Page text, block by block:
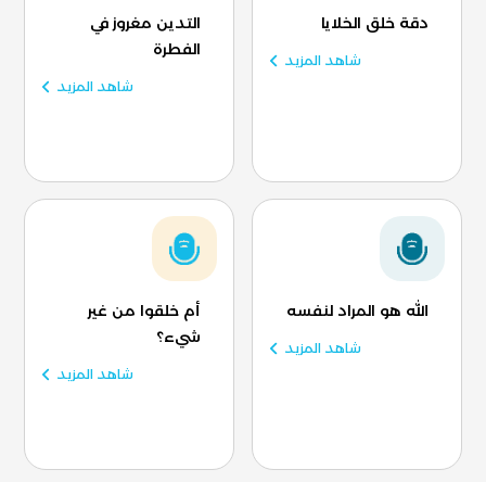
دقة خلق الخلايا
شاهد المزيد
التدين مغروز في
الفطرة
شاهد المزيد
الله هو المراد لنفسه
شاهد المزيد
أم خلقوا من غير
شيء؟
شاهد المزيد